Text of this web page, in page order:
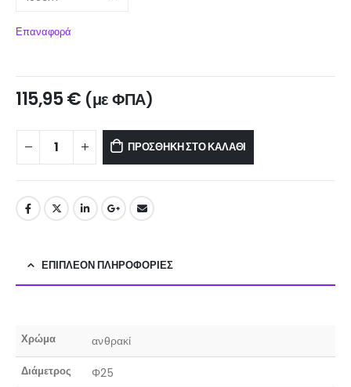
Επαναφορά
115,95€ (με ΦΠΑ)
ΠΡΟΣΘΉΚΗ ΣΤΟ ΚΑΛΆΘΙ
ΕΠΙΠΛΈΟΝ ΠΛΗΡΟΦΟΡΊΕΣ
Χρώμα ανθρακί
Διάμετρος Φ25